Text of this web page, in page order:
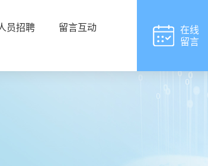
员招聘 留言互动
在线
留言